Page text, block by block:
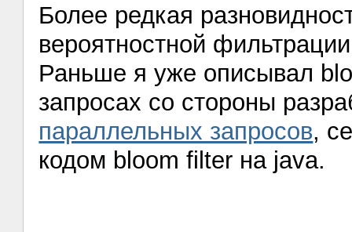
Более редкая
вероятностной
Раньше я уже описывал
запросах со стороны
параллельных запросов,
кодом bloom filter на java.